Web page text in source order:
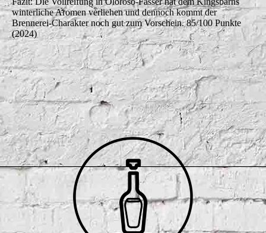
winterliche Aromen verliehen und dennoch kommt der
Brennerei-Charakter noch gut zum Vorschein. 85/100 Punkte
(2024)